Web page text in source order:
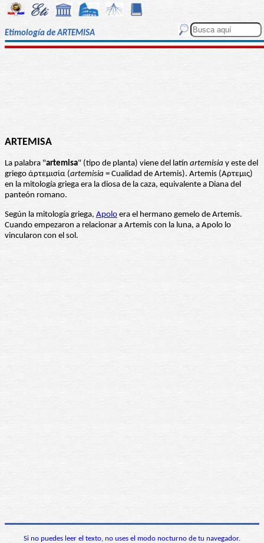
Etimología de ARTEMISA
ARTEMISA
La palabra "artemisa" (tipo de planta) viene del latín artemisia y este del
griego ἀρτεμισία (artemisia = Cualidad de Artemis). Artemis (Αρτεμις)
en la mitología griega era la diosa de la caza, equivalente a Diana del
panteón romano.
Según la mitología griega, Apolo era el hermano gemelo de Artemis.
Cuando empezaron a relacionar a Artemis con la luna, a Apolo lo
vincularon con el sol.
Si no puedes leer el texto, no uses el modo nocturno de tu navegador.